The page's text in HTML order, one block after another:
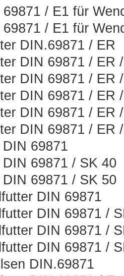
/ E1 für
/ E1 für
DIN.69871 / ER
DIN 69871 / ER
DIN 69871 / ER
DIN 69871 / ER
DIN 69871 / ER
DIN 69871 / ER
69871
69871 / SK 40
69871 / SK 50
DIN 69871
DIN 69871 /
DIN 69871 /
DIN 69871 /
DIN.69871